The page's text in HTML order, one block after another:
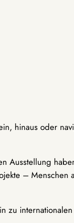
hinaus oder
Ausstellung
–
zu